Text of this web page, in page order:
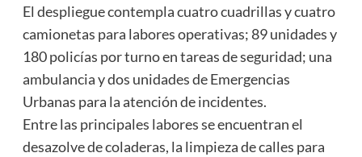
El despliegue contempla cuatro cuadrillas y cuatro
camionetas para labores operativas; 89 unidades y
180 policías por turno en tareas de seguridad; una
ambulancia y dos unidades de Emergencias
Urbanas para la atención de incidentes.
Entre las principales labores se encuentran el
desazolve de coladeras, la limpieza de calles para